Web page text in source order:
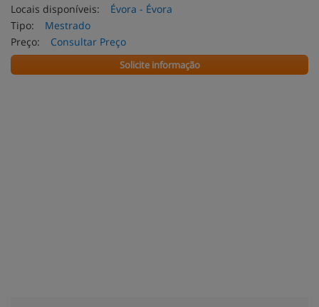
Locais disponíveis:
Évora - Évora
Tipo:
Mestrado
Preço:
Consultar Preço
Solicite informação